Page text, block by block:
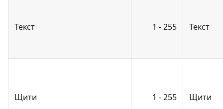
Текст 1 - 255 Текст
Щити 1 - 255 Щити